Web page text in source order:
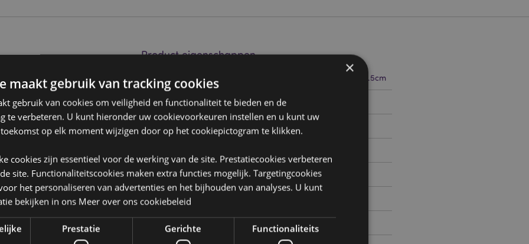
Lees dan onze klanten
Product eigenschappen
informatie
Afmetingen Hoogte 11cm Breedte 14cm Diepte 8.5cm
Barcode 5055071719950
Hoeveelheid karton
SALE Nee
NIEUW
PROMO
×
maakt gebruik van tracking cookies
gebruik van cookies om veiligheid en functionaliteit te bieden en de
te verbeteren. U kunt hieronder uw cookievoorkeuren instellen en u kunt uw
op elk moment wijzigen door op het cookiepictogram te klikken.
cookies zijn essentieel voor de werking van de site. Prestatiecookies verbeteren
site. Functionaliteitscookies maken extra functies mogelijk. Targetingcookies
het personaliseren van advertenties en het bijhouden van analyses. U kunt
bekijken in ons Meer over ons cookiebeleid
Prestatie Gerichte Functionaliteits